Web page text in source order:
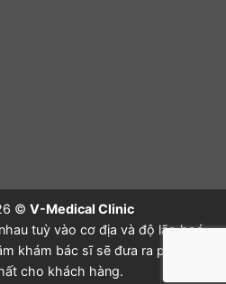
© V-Medical Clinic
tuỳ vào cơ địa và độ lão hoá
khám bác sĩ sẽ đưa ra phác đồ
cho khách hàng.